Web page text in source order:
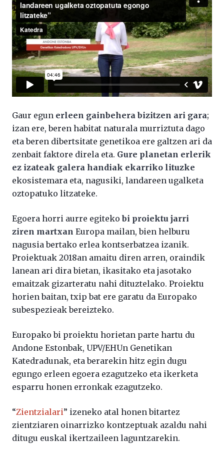
Gaur egun erleen gainbehera bizitzen ari gara;
izan ere, beren habitat naturala murriztuta dago
eta beren dibertsitate genetikoa ere galtzen ari da
zenbait faktore direla eta. Gure planetan erlerik
ez izateak galera handiak ekarriko lituzke
ekosistemara eta, nagusiki, landareen ugalketa
oztopatuko litzateke.
Egoera horri aurre egiteko bi proiektu jarri
ziren martxan Europa mailan, bien helburu
nagusia bertako erlea kontserbatzea izanik.
Proiektuak 2018an amaitu diren arren, oraindik
lanean ari dira bietan, ikasitako eta jasotako
emaitzak gizarteratu nahi dituztelako. Proiektu
horien baitan, txip bat ere garatu da Europako
subespezieak bereizteko.
Europako bi proiektu horietan parte hartu du
Andone Estonbak, UPV/EHUn Genetikan
Katedradunak, eta berarekin hitz egin dugu
egungo erleen egoera ezagutzeko eta ikerketa
esparru honen erronkak ezagutzeko.
“Zientzialari” izeneko atal honen bitartez
zientziaren oinarrizko kontzeptuak azaldu nahi
ditugu euskal ikertzaileen laguntzarekin.